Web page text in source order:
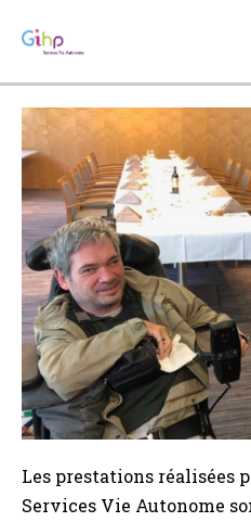
Les prestations réalisées
Services Vie Autonome